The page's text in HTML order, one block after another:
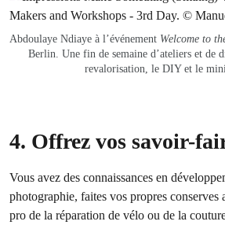
Abdoulaye Ndiaye à l’événement Welcome to
Berlin. Une fin de semaine d’ateliers et de
revalorisation, le DIY et le
4. Offrez vos savoir-
Vous avez des connaissances en
photographie, faites vos propres conserves
pro de la réparation de vélo ou de la